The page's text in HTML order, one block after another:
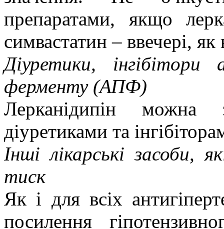
препаратами, якщо
симвастатин – ввечері,
Діуретики, інгібітори
ферменту (АПФ)
Лерканідипін можна
діуретиками та
Інші лікарські засоби,
тиск
Як і для всіх
посилення